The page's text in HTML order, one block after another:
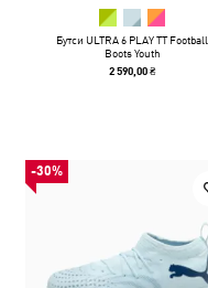
Бутси ULTRA 6 PLAY TT Football
Boots Youth
2 590,00 ₴
-30%